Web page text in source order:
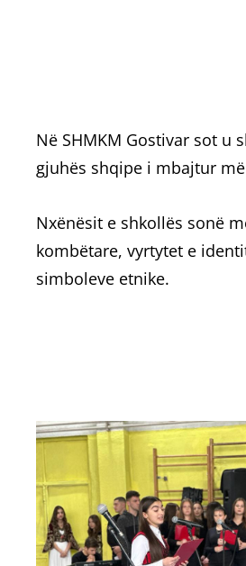
Në SHMKM Gostivar sot u
gjuhës shqipe i mbajtur
Nxënësit e shkollës sonë
kombëtare, vyrtytet e
simboleve etnike.